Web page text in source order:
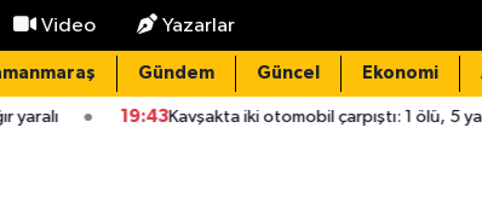
Video Yazarlar
Gündem Güncel Ekonomi
Kavşakta iki otomobil çarpıştı: 1 ölü, 5 yaralı 19:33